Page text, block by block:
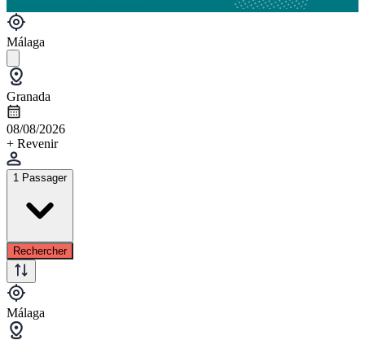
Málaga
Granada
08/08/2026
+ Revenir
1 Passager
Rechercher
Málaga